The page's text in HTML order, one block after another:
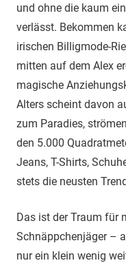
und ohne die kaum
verlässt. Bekommen
irischen Billigmode-
mitten auf dem Alex
magische
Alters scheint davon
zum Paradies,
den 5.000
Jeans, T-Shirts,
stets die neusten
Das ist der Traum für
Schnäppchenjäger –
nur ein klein wenig